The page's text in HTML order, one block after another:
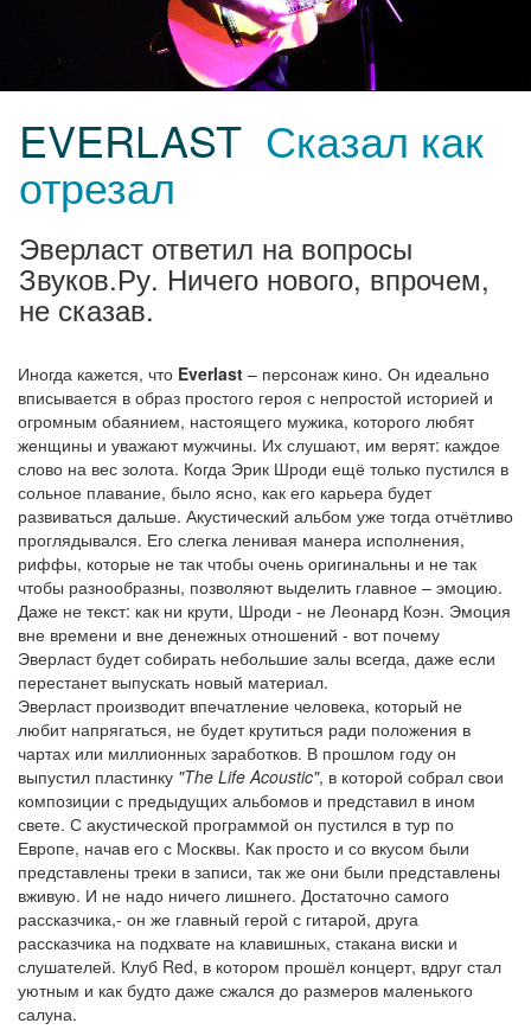
EVERLAST Сказал как
отрезал
Эверласт ответил на вопросы
Звуков.Ру. Ничего нового, впрочем,
не сказав.
Иногда кажется, что Everlast – персонаж кино. Он идеально
вписывается в образ простого героя с непростой историей и
огромным обаянием, настоящего мужика, которого любят
женщины и уважают мужчины. Их слушают, им верят: каждое
слово на вес золота. Когда Эрик Шроди ещё только пустился в
сольное плавание, было ясно, как его карьера будет
развиваться дальше. Акустический альбом уже тогда отчётливо
проглядывался. Его слегка ленивая манера исполнения,
риффы, которые не так чтобы очень оригинальны и не так
чтобы разнообразны, позволяют выделить главное – эмоцию.
Даже не текст: как ни крути, Шроди - не Леонард Коэн. Эмоция
вне времени и вне денежных отношений - вот почему
Эверласт будет собирать небольшие залы всегда, даже если
перестанет выпускать новый материал.
Эверласт производит впечатление человека, который не
любит напрягаться, не будет крутиться ради положения в
чартах или миллионных заработков. В прошлом году он
выпустил пластинку "The Life Acoustic", в которой собрал свои
композиции с предыдущих альбомов и представил в ином
свете. С акустической программой он пустился в тур по
Европе, начав его с Москвы. Как просто и со вкусом были
представлены треки в записи, так же они были представлены
вживую. И не надо ничего лишнего. Достаточно самого
рассказчика,- он же главный герой с гитарой, друга
рассказчика на подхвате на клавишных, стакана виски и
слушателей. Клуб Red, в котором прошёл концерт, вдруг стал
уютным и как будто даже сжался до размеров маленького
салуна.